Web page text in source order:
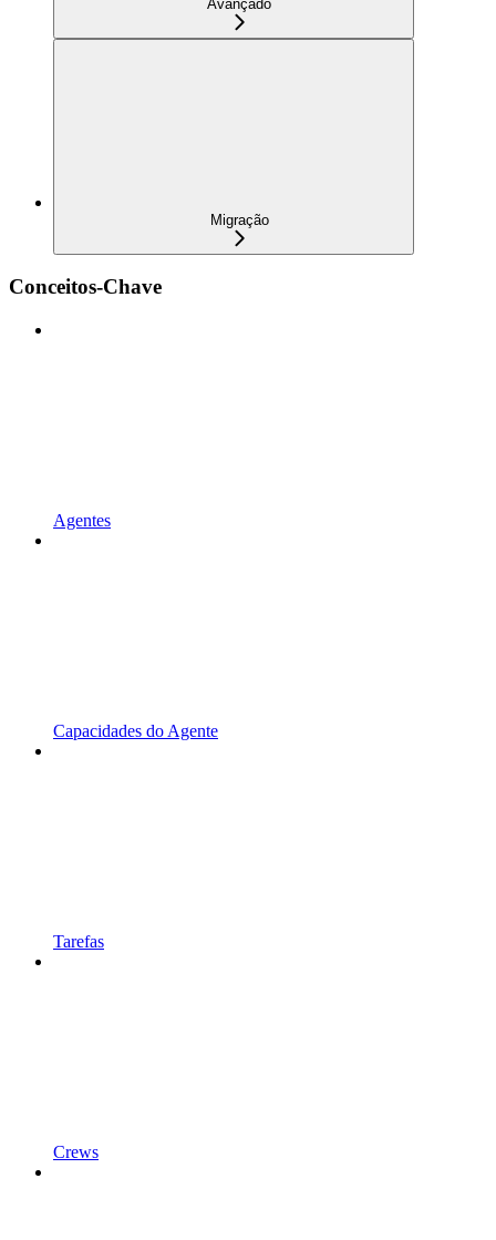
Avançado
Migração
Conceitos-Chave
Agentes
Capacidades do Agente
Tarefas
Crews